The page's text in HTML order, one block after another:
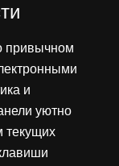
привычном
и
уютно
текущих